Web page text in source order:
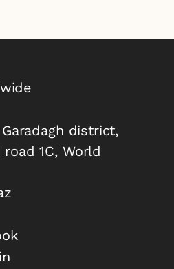
district,
1C, World